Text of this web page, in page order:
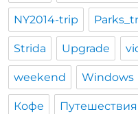
NY2014-trip
Strida Upgrade
weekend Windows
Кофе Путешествия